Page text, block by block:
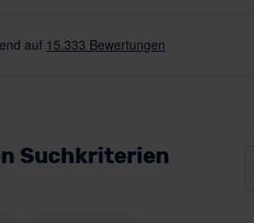
Suchkriterien